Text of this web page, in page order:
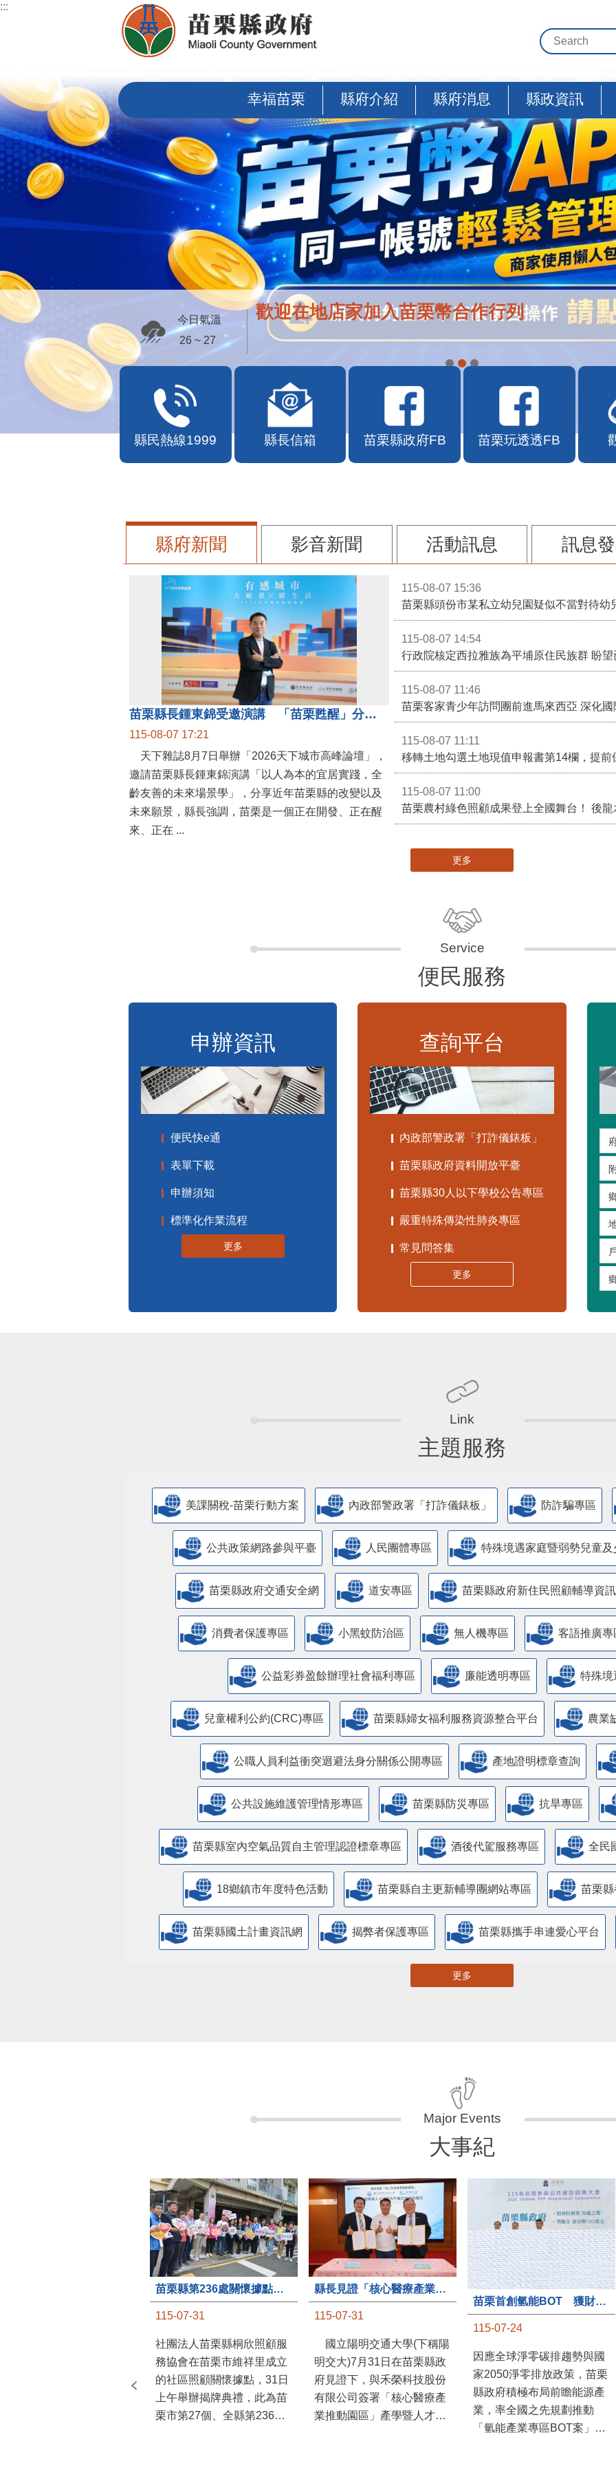
跳到主要內容區塊
:::
幸福苗栗 縣府介紹 縣府消息 縣政資訊
歡迎在地店家加入苗栗幣合作行列
今日氣溫
26 ~ 27
縣民熱線1999 縣長信箱 苗栗縣政府FB 苗栗玩透透FB
縣府新聞 影音新聞 活動訊息 訊息
苗栗縣長鍾東錦受邀演講 「苗栗甦醒」分享近年轉變
115-08-07 17:21
天下雜誌8月7日舉辦「2026天下城市高峰論壇」，
邀請苗栗縣長鍾東錦演講「以人為本的宜居實踐，全
齡友善的未來場景學」，分享近年苗栗縣的改變以及
未來願景，縣長強調，苗栗是一個正在開發、正在醒
來、正在 ...
115-08-07 15:36
苗栗縣頭份市某私立幼兒園疑似不當對待幼
115-08-07 14:54
115-08-07 11:46
苗栗客家青少年訪問團前進馬來西亞 深化
115-08-07 11:11
移轉土地勾選土地現值申報書第14欄，提前
115-08-07 11:00
更多
便民服務
申辦資訊
便民快e通
表單下載
申辦須知
標準化作業流程
更多
查詢平台
內政部警政署「打詐儀錶板」
苗栗縣政府資料開放平臺
苗栗縣30人以下學校公告專區
嚴重特殊傳染性肺炎專區
常見問答集
更多
主題服務
美課關稅-苗栗行動方案 內政部警政署「打詐儀錶板」 防詐騙專區
公共政策網路參與平臺 人民團體專區 特殊境遇家庭暨弱勢兒童
苗栗縣政府交通安全網 道安專區 苗栗縣政府新住民照顧輔導資
消費者保護專區 小黑蚊防治區 無人機專區 客語推廣專
公益彩券盈餘辦理社會福利專區 廉能透明專區 特殊境
兒童權利公約(CRC)專區 苗栗縣婦女福利服務資源整合平台 農業
公職人員利益衝突迴避法身分關係公開專區 產地證明標章查詢
​公共設施維護管理情形專區 苗栗縣防災專區 抗旱專區
苗栗縣室內空氣品質自主管理認證標章專區 酒後代駕服務專區 全民
18鄉鎮市年度特色活動 苗栗縣自主更新輔導團網站專區 苗栗
苗栗縣國土計畫資訊網 揭弊者保護專區 苗栗縣攜手串連愛心平台
更多
大事紀
苗栗縣第236處關懷據點在苗栗市維祥里揭牌
115-07-31
社團法人苗栗縣桐欣照顧服
務協會在苗栗市維祥里成立
的社區照顧關懷據點，31日
上午舉辦揭牌典禮，此為苗
栗市第27個、全縣第236處
縣長見證「核心醫療產業推動園區」產學合作簽約儀式
115-07-31
國立陽明交通大學(下稱陽
明交大)7月31日在苗栗縣政
府見證下，與禾榮科技股份
有限公司簽署「核心醫療產
業推動園區」產學暨人才培
苗栗首創氫能BOT 獲財政部「突破之翼」肯定
115-07-24
因應全球淨零碳排趨勢與國
家2050淨零排放政策，苗栗
縣政府積極布局前瞻能源產
業，率全國之先規劃推動
「氫能產業專區BOT案」，